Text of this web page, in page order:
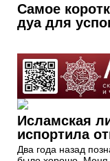
Самое
дуа для
Исламская
испортила
Два года назад